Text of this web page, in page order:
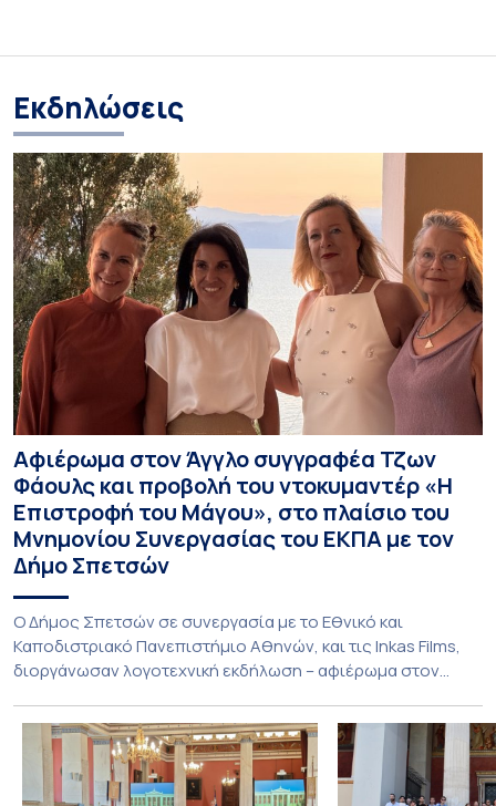
Εκδηλώσεις
Αφιέρωμα στον Άγγλο συγγραφέα Τζων
Φάουλς και προβολή του ντοκυμαντέρ «Η
Επιστροφή του Μάγου», στο πλαίσιο του
Μνημονίου Συνεργασίας του ΕΚΠΑ με τον
Δήμο Σπετσών
Ο Δήμος Σπετσών σε συνεργασία με το Εθνικό και
Καποδιστριακό Πανεπιστήμιο Αθηνών, και τις Inkas Films,
διοργάνωσαν λογοτεχνική εκδήλωση – αφιέρωμα στον
20ού αιώνα, με την προβολή του ντοκυμαντέρ «Η
επιστροφή του Μάγου». Η εκδήλωση διοργανώθηκε στο
πλαίσιο της συνεργασίας του Δήμου Σπετσών και του
Εθνικού και Καποδιστριακού […]